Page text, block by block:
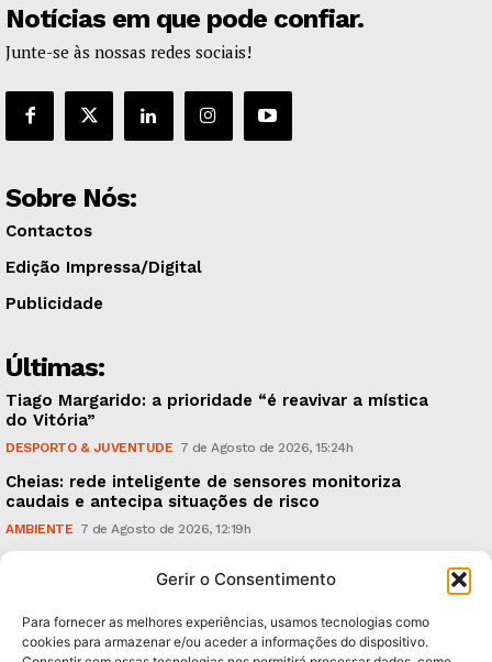
Gerir o Consentimento
Para fornecer as melhores experiências, usamos tecnologias como
cookies para armazenar e/ou aceder a informações do dispositivo.
Notícias em que pode confiar.
Junte-se às nossas redes sociais!
Sobre Nós:
Contactos
Edição Impressa/Digital
Publicidade
Últimas:
Tiago Margarido: a prioridade “é reavivar a mística
do Vitória”
DESPORTO & JUVENTUDE 7 de Agosto de 2026, 15:24h
Cheias: rede inteligente de sensores monitoriza
caudais e antecipa situações de risco
AMBIENTE 7 de Agosto de 2026, 12:19h